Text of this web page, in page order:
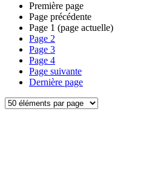
Première page
Page précédente
Page 1 (page actuelle)
Page 2
Page 3
Page 4
Page suivante
Dernière page